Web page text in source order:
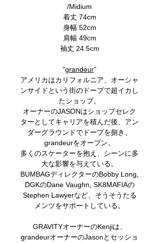
/Midium
着丈 74cm
身幅 52cm
肩幅 49cm
袖丈 24.5cm
"grandeur"
アメリカはカリフォルニア、オーシャ
ンサイドという街のドープで超イカし
たショップ。
オーナーのJASONはショップセレク
ターとしてキャリアを積んだ後、アン
ダーグラウンドでドープを捌き、
grandeurをオープン。
多くのスケーターを抱え、シーンに多
大な影響を与えている。
BUMBAGディレクターのBobby Long,
DGKのDane Vaughn, SK8MAFIAの
Stephen Lawyerなど、そうそうたる
メンツをサポートしている。
GRAVITYオーナーのKenjiは、
grandeurオーナーのJasonとセッショ